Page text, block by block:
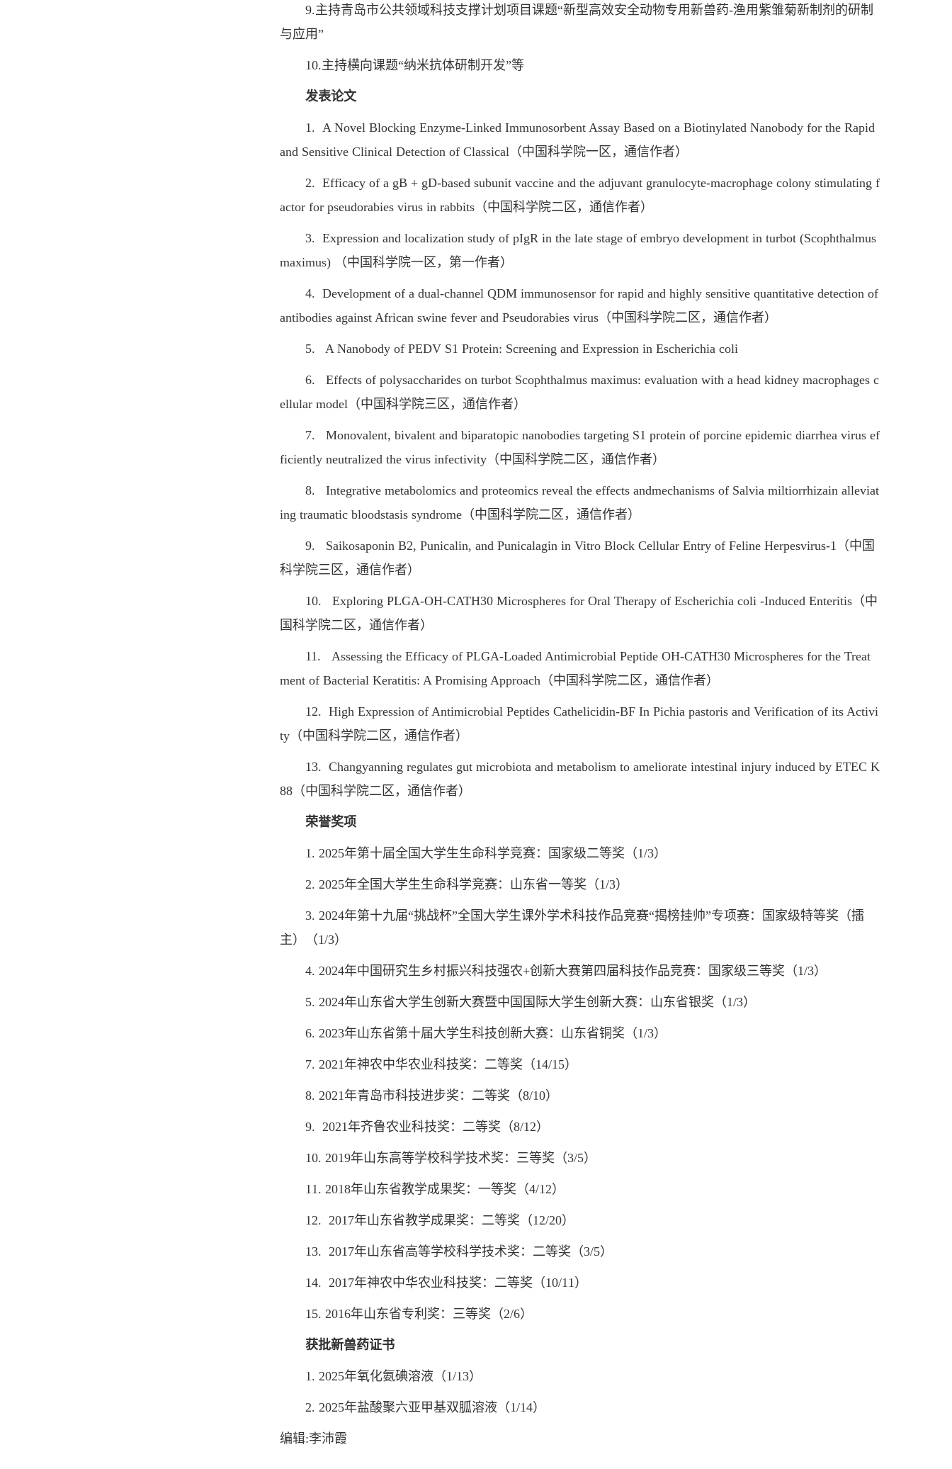
9.主持青岛市公共领域科技支撑计划项目课题“新型高效安全动物专用新兽药-渔用紫雏菊新制剂的研制
与应用”
10.主持横向课题“纳米抗体研制开发”等
发表论文
1. A Novel Blocking Enzyme-Linked Immunosorbent Assay Based on a Biotinylated Nanobody for the Rapid
and Sensitive Clinical Detection of Classical（中国科学院一区，通信作者）
2. Efficacy of a gB + gD-based subunit vaccine and the adjuvant granulocyte-macrophage colony stimulating f
actor for pseudorabies virus in rabbits（中国科学院二区，通信作者）
3. Expression and localization study of pIgR in the late stage of embryo development in turbot (Scophthalmus
maximus) （中国科学院一区，第一作者）
4. Development of a dual-channel QDM immunosensor for rapid and highly sensitive quantitative detection of
antibodies against African swine fever and Pseudorabies virus（中国科学院二区，通信作者）
5. A Nanobody of PEDV S1 Protein: Screening and Expression in Escherichia coli
6. Effects of polysaccharides on turbot Scophthalmus maximus: evaluation with a head kidney macrophages c
ellular model（中国科学院三区，通信作者）
7. Monovalent, bivalent and biparatopic nanobodies targeting S1 protein of porcine epidemic diarrhea virus ef
ficiently neutralized the virus infectivity（中国科学院二区，通信作者）
8. Integrative metabolomics and proteomics reveal the effects andmechanisms of Salvia miltiorrhizain alleviat
ing traumatic bloodstasis syndrome（中国科学院二区，通信作者）
9. Saikosaponin B2, Punicalin, and Punicalagin in Vitro Block Cellular Entry of Feline Herpesvirus-1（中国
科学院三区，通信作者）
10. Exploring PLGA-OH-CATH30 Microspheres for Oral Therapy of Escherichia coli -Induced Enteritis（中
国科学院二区，通信作者）
11. Assessing the Efficacy of PLGA-Loaded Antimicrobial Peptide OH-CATH30 Microspheres for the Treat
ment of Bacterial Keratitis: A Promising Approach（中国科学院二区，通信作者）
12. High Expression of Antimicrobial Peptides Cathelicidin-BF In Pichia pastoris and Verification of its Activi
ty（中国科学院二区，通信作者）
13. Changyanning regulates gut microbiota and metabolism to ameliorate intestinal injury induced by ETEC K
88（中国科学院二区，通信作者）
荣誉奖项
1. 2025年第十届全国大学生生命科学竞赛：国家级二等奖（1/3）
2. 2025年全国大学生生命科学竞赛：山东省一等奖（1/3）
3. 2024年第十九届“挑战杯”全国大学生课外学术科技作品竞赛“揭榜挂帅”专项赛：国家级特等奖（擂
主）（1/3）
4. 2024年中国研究生乡村振兴科技强农+创新大赛第四届科技作品竞赛：国家级三等奖（1/3）
5. 2024年山东省大学生创新大赛暨中国国际大学生创新大赛：山东省银奖（1/3）
6. 2023年山东省第十届大学生科技创新大赛：山东省铜奖（1/3）
7. 2021年神农中华农业科技奖：二等奖（14/15）
8. 2021年青岛市科技进步奖：二等奖（8/10）
9. 2021年齐鲁农业科技奖：二等奖（8/12）
10. 2019年山东高等学校科学技术奖：三等奖（3/5）
11. 2018年山东省教学成果奖：一等奖（4/12）
12. 2017年山东省教学成果奖：二等奖（12/20）
13. 2017年山东省高等学校科学技术奖：二等奖（3/5）
14. 2017年神农中华农业科技奖：二等奖（10/11）
15. 2016年山东省专利奖：三等奖（2/6）
获批新兽药证书
1. 2025年氧化氨碘溶液（1/13）
2. 2025年盐酸聚六亚甲基双胍溶液（1/14）
编辑:李沛霞